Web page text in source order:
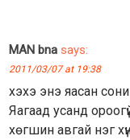
MAN bna says:
2011/03/07 at 19:38
хэхэ энэ яасан
Яагаад усанд
хөгшин авгай нэг